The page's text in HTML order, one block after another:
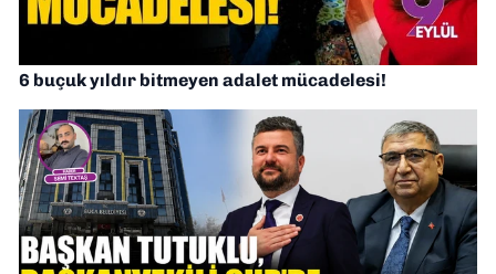
6 buçuk yıldır bitmeyen adalet mücadelesi!